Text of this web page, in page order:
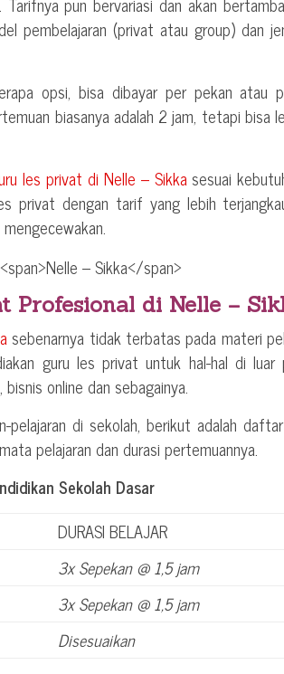
pembelajaran (privat atau group) dan
opsi, bisa dibayar per pekan atau
biasanya adalah 2 jam, tetapi bisa
les privat di Nelle – Sikkasesuai
privat dengan tarif yang lebih
Profesional di Nelle –
sebenarnya tidak terbatas pada materi
guru les privat untuk hal-hal di luar
online dan sebagainya.
pelajaran di sekolah, berikut adalah
pelajaran dan durasi pertemuannya.
Sekolah Dasar
DURASI BELAJAR
3x Sepekan @ 1,5 jam
3x Sepekan @ 1,5 jam
Disesuaikan